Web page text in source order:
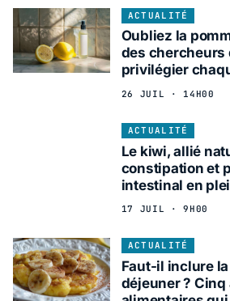
ACTUALITÉ
Oubliez la
des chercheurs
privilégier
26 JUIL · 14H00
ACTUALITÉ
Le kiwi, allié
constipation et
intestinal en
17 JUIL · 9H00
ACTUALITÉ
Faut-il inclure
déjeuner ?